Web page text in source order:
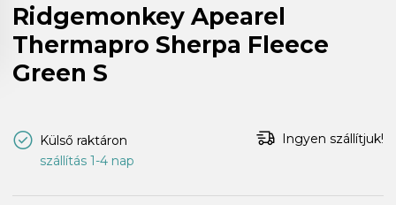
Ridgemonkey Apearel
Thermapro Sherpa Fleece
Green S
Külső raktáron
szállítás 1-4 nap
Ingyen szállítjuk!